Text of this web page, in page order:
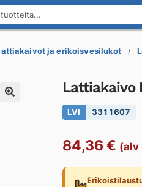
tuotteita...
ja erikoisvesilukot
Lattiakaivo
LVI 3311607
84,36 € (alv